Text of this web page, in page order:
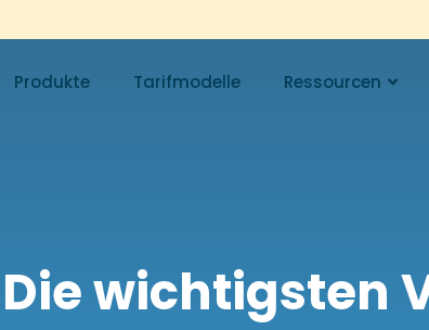
Produkte Tarifmodelle Ressourcen
Die wichtigsten